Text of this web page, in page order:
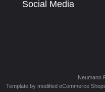
Social Media
Neumann
Template by modified eCommerce